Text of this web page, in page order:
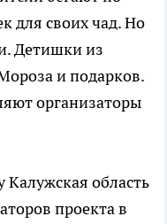
для своих чад. Но
Детишки из
и подарков.
организаторы
Калужская область
проекта в